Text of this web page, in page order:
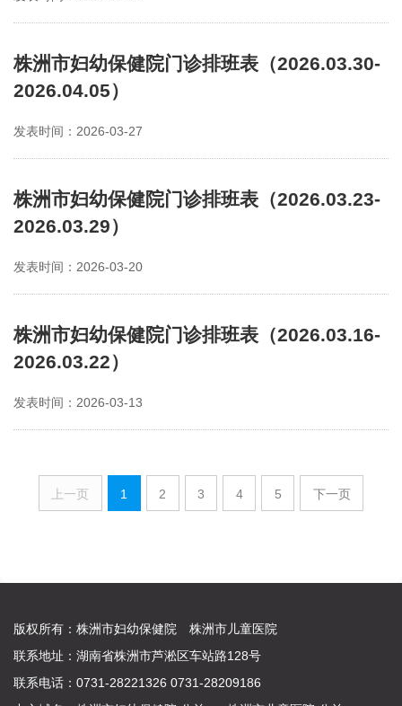
株洲市妇幼保健院门诊排班表（2026.03.30-
2026.04.05）
发表时间：2026-03-27
株洲市妇幼保健院门诊排班表（2026.03.23-
2026.03.29）
发表时间：2026-03-20
株洲市妇幼保健院门诊排班表（2026.03.16-
2026.03.22）
发表时间：2026-03-13
上一页 1 2 3 4 5 下一页
版权所有：株洲市妇幼保健院 株洲市儿童医院
联系地址：湖南省株洲市芦淞区车站路128号
联系电话：0731-28221326 0731-28209186